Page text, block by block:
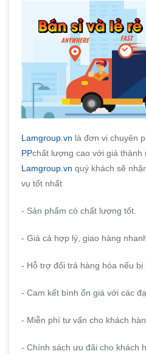
Lamgroup.vn là đơn vị chuyên
PPchất lượng cao với giá
Lamgroup.vn quý khách sẽ
vụ tốt nhất
- Sản phẩm có chất lượng tốt.
- Giá cả hợp lý, giao hàng
- Hỗ trợ đổi trả hàng hóa nếu bị
- Cam kết bình ổn giá với các
- Miễn phí tư vấn cho khách
- Chính sách ưu đãi cho khách